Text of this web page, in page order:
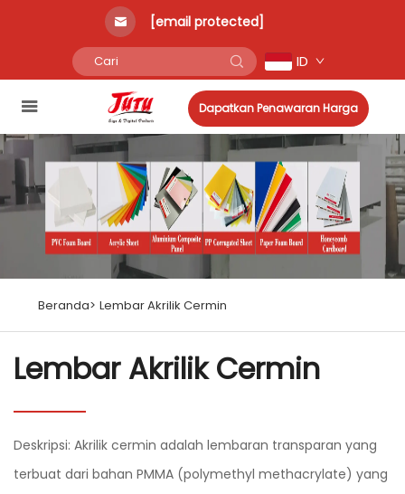
[email protected]
ID
Dapatkan Penawaran Harga
Beranda> Lembar Akrilik Cermin
Lembar Akrilik Cermin
Deskripsi: Akrilik cermin adalah lembaran transparan yang
terbuat dari bahan PMMA (polymethyl methacrylate) yang